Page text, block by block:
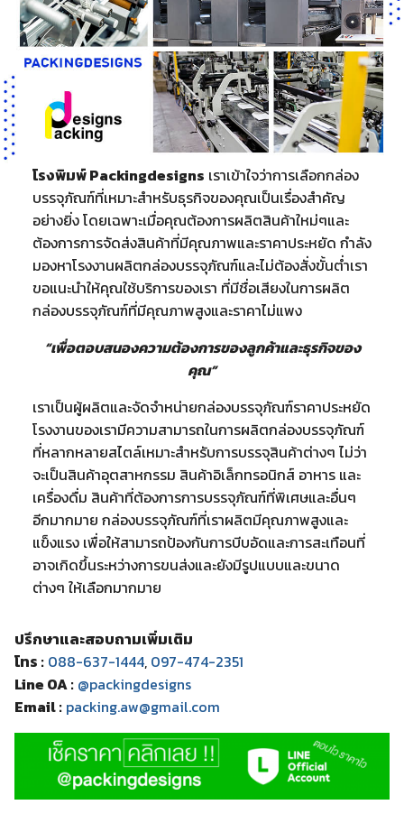
โรงพิมพ์ Packingdesigns เราเข้าใจว่าการเลือกกล่อง
บรรจุภัณฑ์ที่เหมาะสำหรับธุรกิจของคุณเป็นเรื่องสำคัญ
อย่างยิ่ง โดยเฉพาะเมื่อคุณต้องการผลิตสินค้าใหม่ๆและ
ต้องการการจัดส่งสินค้าที่มีคุณภาพและราคาประหยัด กำลัง
มองหาโรงงานผลิตกล่องบรรจุภัณฑ์และไม่ต้องสั่งขั้นต่ำเรา
ขอแนะนำให้คุณใช้บริการของเรา ที่มีชื่อเสียงในการผลิต
กล่องบรรจุภัณฑ์ที่มีคุณภาพสูงและราคาไม่แพง
“เพื่อตอบสนองความต้องการของลูกค้าและธุรกิจของ
คุณ”
เราเป็นผู้ผลิตและจัดจำหน่ายกล่องบรรจุภัณฑ์ราคาประหยัด
โรงงานของเรามีความสามารถในการผลิตกล่องบรรจุภัณฑ์
ที่หลากหลายสไตล์เหมาะสำหรับการบรรจุสินค้าต่างๆ ไม่ว่า
จะเป็นสินค้าอุตสาหกรรม สินค้าอิเล็กทรอนิกส์ อาหาร และ
เครื่องดื่ม สินค้าที่ต้องการการบรรจุภัณฑ์ที่พิเศษและอื่นๆ
อีกมากมาย กล่องบรรจุภัณฑ์ที่เราผลิตมีคุณภาพสูงและ
แข็งแรง เพื่อให้สามารถป้องกันการบีบอัดและการสะเทือนที่
อาจเกิดขึ้นระหว่างการขนส่งและยังมีรูปแบบและขนาด
ต่างๆ ให้เลือกมากมาย
ปรึกษาและสอบถามเพิ่มเติม
โทร : 088-637-1444, 097-474-2351
Line OA : @packingdesigns
Email : packing.aw@gmail.com